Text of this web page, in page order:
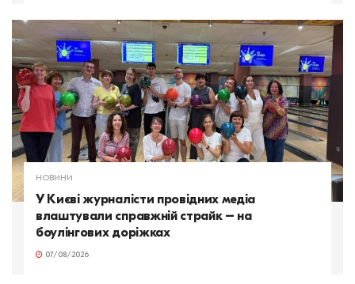
НОВИНИ
У Києві журналісти провідних медіа
влаштували справжній страйк – на
боулінгових доріжках
07/08/2026